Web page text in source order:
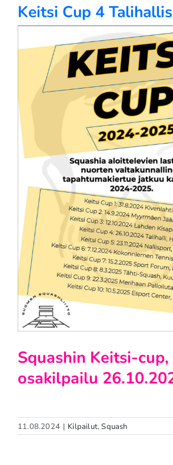
Keitsi Cup 4
Squashin Keitsi-
osakilpailu
11.08.2024 | Kilpailut,Squash